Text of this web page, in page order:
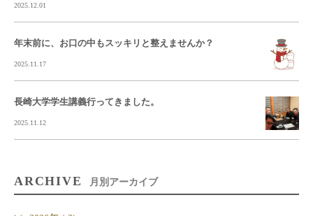
2025.12.01
年末前に、お口の中もスッキリと整えませんか？
2025.11.17
長崎大学学生講義行ってきました。
2025.11.12
ARCHIVE 月別アーカイブ